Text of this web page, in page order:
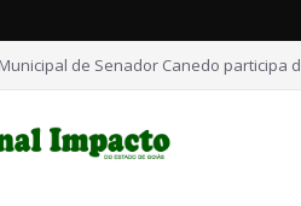
de Senador Canedo participa